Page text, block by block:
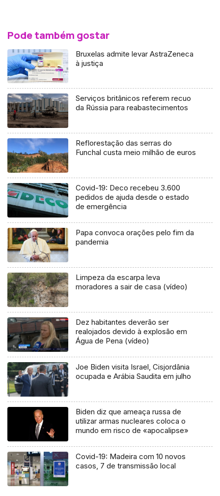
Pode também gostar
Bruxelas admite levar AstraZeneca
à justiça
Serviços britânicos referem recuo
da Rússia para reabastecimentos
Reflorestação das serras do
Funchal custa meio milhão de euros
Covid-19: Deco recebeu 3.600
pedidos de ajuda desde o estado
de emergência
Papa convoca orações pelo fim da
pandemia
Limpeza da escarpa leva
moradores a sair de casa (vídeo)
Dez habitantes deverão ser
realojados devido à explosão em
Água de Pena (vídeo)
Joe Biden visita Israel, Cisjordânia
ocupada e Arábia Saudita em julho
Biden diz que ameaça russa de
utilizar armas nucleares coloca o
mundo em risco de «apocalipse»
Covid-19: Madeira com 10 novos
casos, 7 de transmissão local